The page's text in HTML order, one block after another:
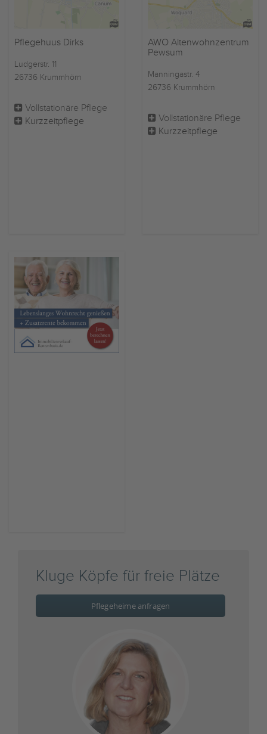
Pflegehuus Dirks
Ludgerstr. 11
26736 Krummhörn
Vollstationäre Pflege
Kurzzeitpflege
AWO Altenwohnzentrum
Pewsum
Manningastr. 4
26736 Krummhörn
Vollstationäre Pflege
Kurzzeitpflege
Kluge Köpfe für freie Plätze
Pflegeheime anfragen